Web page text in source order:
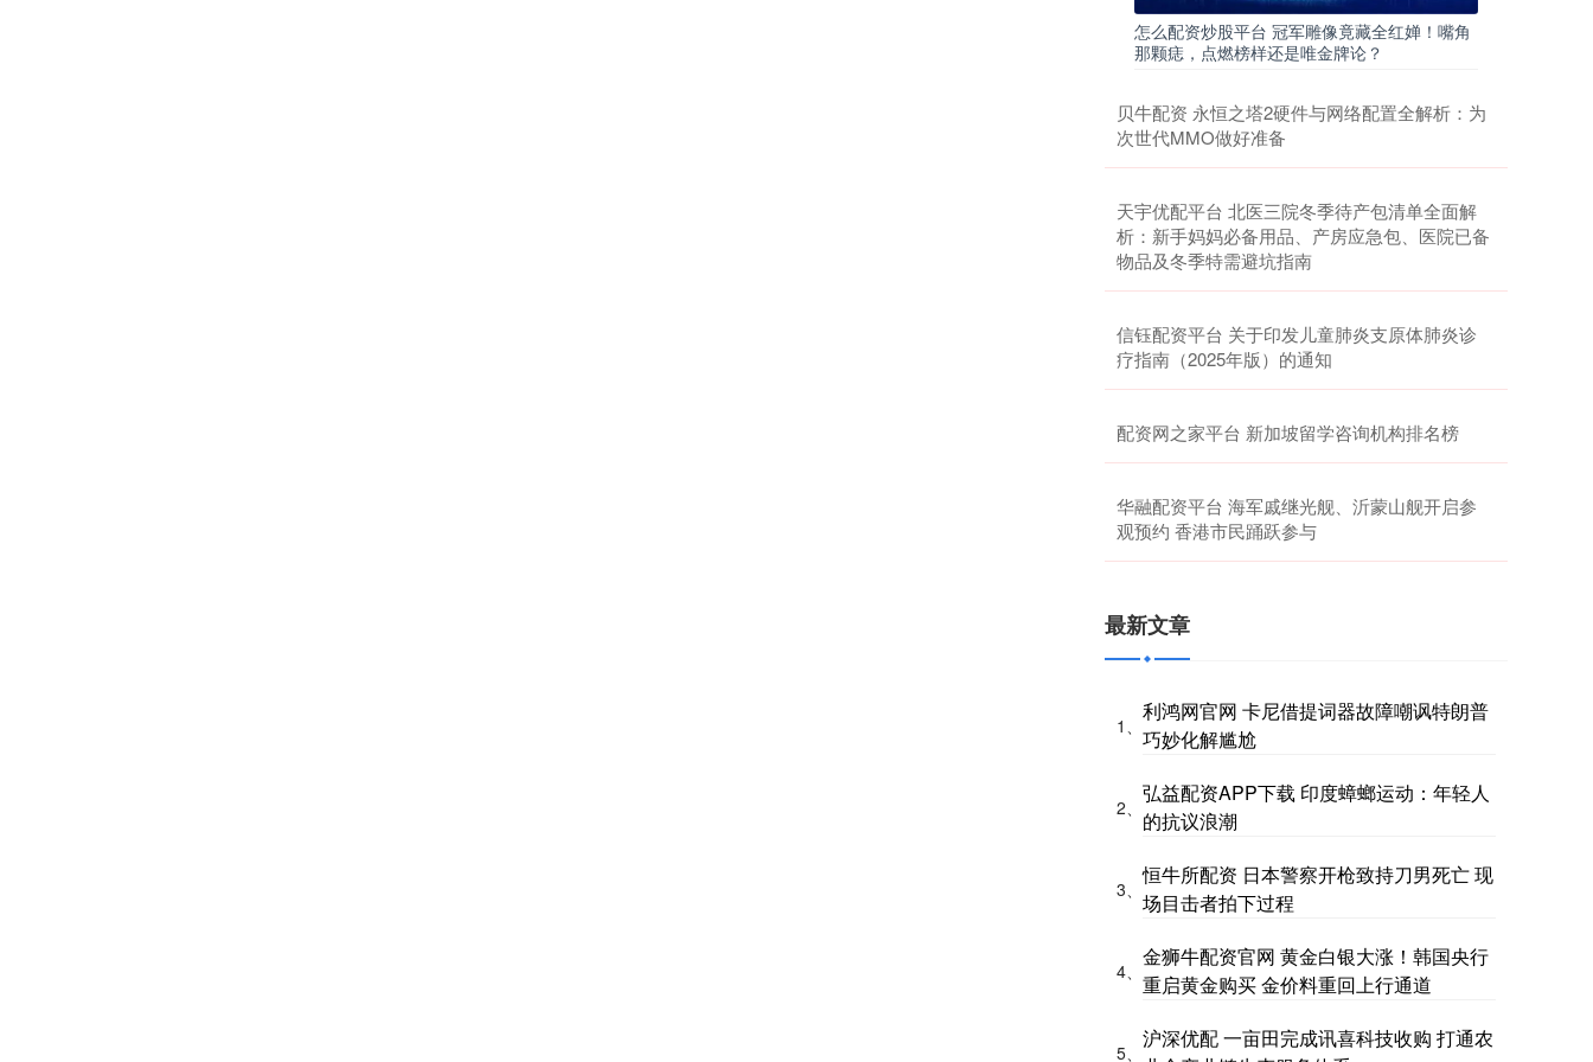
怎么配资炒股平台 冠军雕像竟藏全红婵！嘴角
那颗痣，点燃榜样还是唯金牌论？
贝牛配资 永恒之塔2硬件与网络配置全解析：为
次世代MMO做好准备
天宇优配平台 北医三院冬季待产包清单全面解
析：新手妈妈必备用品、产房应急包、医院已备
物品及冬季特需避坑指南
信钰配资平台 关于印发儿童肺炎支原体肺炎诊
疗指南（2025年版）的通知
配资网之家平台 新加坡留学咨询机构排名榜
华融配资平台 海军戚继光舰、沂蒙山舰开启参
观预约 香港市民踊跃参与
最新文章
1、
利鸿网官网 卡尼借提词器故障嘲讽特朗普
巧妙化解尴尬
2、
弘益配资APP下载 印度蟑螂运动：年轻人
的抗议浪潮
3、
恒牛所配资 日本警察开枪致持刀男死亡 现
场目击者拍下过程
4、
金狮牛配资官网 黄金白银大涨！韩国央行
重启黄金购买 金价料重回上行通道
5、
沪深优配 一亩田完成讯喜科技收购 打通农